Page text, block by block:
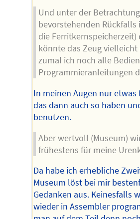
Und unter der
bevorstehenden
die Ferritkernspeicherzeit)
könnte das Zeug
zumal ich noch alle
Programmieranleitungen
In meinen Augen nur
das dann auch so haben
benutzen.
Aber wertvoll (Museum)
frühestens für meine
Da habe ich erhebliche
Museum löst bei mir
Gedanken aus. Keinesfalls
wieder in Assembler